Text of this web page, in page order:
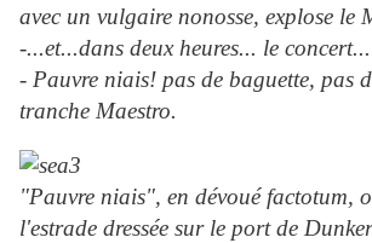
avec un vulgaire nonosse, explose le
-...et...dans deux heures... le concert...
- Pauvre niais! pas de baguette, pas
tranche Maestro.
"Pauvre niais", en dévoué factotum,
l'estrade dressée sur le port de